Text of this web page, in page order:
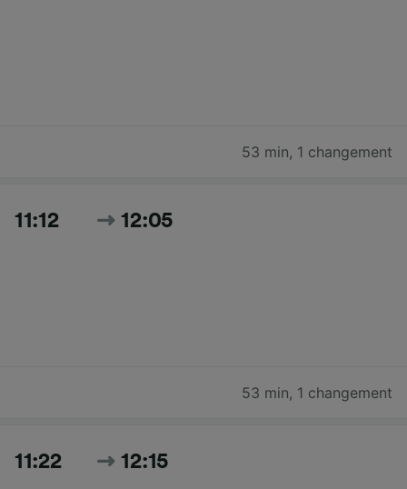
53 min, 1 changement
11:12 12:05
53 min, 1 changement
11:22 12:15